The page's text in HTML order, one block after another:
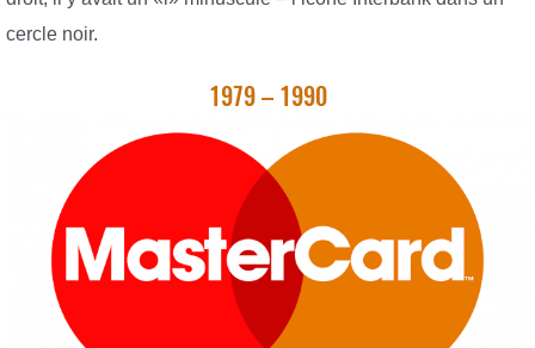
cercle noir.
1979 – 1990